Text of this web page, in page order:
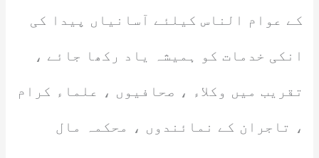
کے عوام الناس کیلئے آسانیاں پیدا کی
انکی خدمات کو ہمیشہ یاد رکھا جائے ،
تقریب میں وکلاء ، صحافیوں ، علماء کرام
، تاجران کے نمائندوں ، محکمہ مال